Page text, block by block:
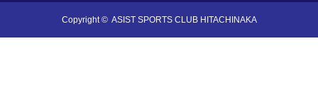
Copyright © ASIST SPORTS CLUB HITACHINAKA